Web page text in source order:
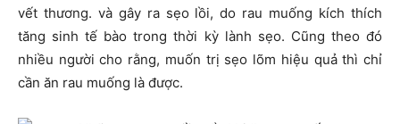
vết thương. và gây ra sẹo lồi, do rau muống kích thích
tăng sinh tế bào trong thời kỳ lành sẹo. Cũng theo đó
nhiều người cho rằng, muốn trị sẹo lõm hiệu quả thì chỉ
cần ăn rau muống là được.